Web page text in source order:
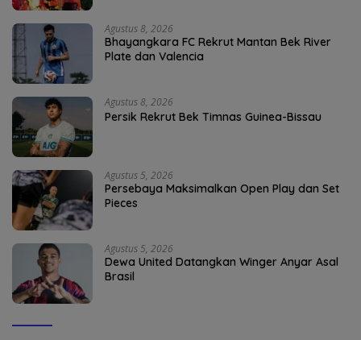
Agustus 8, 2026
Bhayangkara FC Rekrut Mantan Bek River
Plate dan Valencia
Agustus 8, 2026
Persik Rekrut Bek Timnas Guinea-Bissau
Agustus 5, 2026
Persebaya Maksimalkan Open Play dan Set
Pieces
Agustus 5, 2026
Dewa United Datangkan Winger Anyar Asal
Brasil